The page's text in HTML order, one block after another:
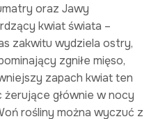
oraz Jawy
kwiat świata –
zakwitu wydziela ostry,
zgniłe mięso,
zapach kwiat ten
głównie w nocy
rośliny można wyczuć z